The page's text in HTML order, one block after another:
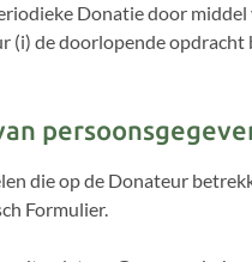
Donatie door
(i) de doorlopende
die op de Donateur
Formulier.